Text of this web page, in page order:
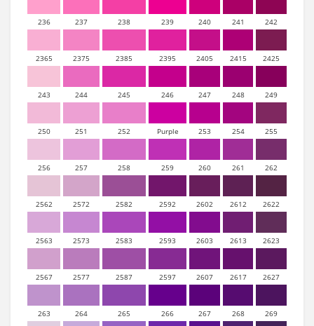
236 237 238 239 240 241 242
2365 2375 2385 2395 2405 2415 2425
243 244 245 246 247 248 249
250 251 252 Purple 253 254 255
256 257 258 259 260 261 262
2562 2572 2582 2592 2602 2612 2622
2563 2573 2583 2593 2603 2613 2623
2567 2577 2587 2597 2607 2617 2627
263 264 265 266 267 268 269